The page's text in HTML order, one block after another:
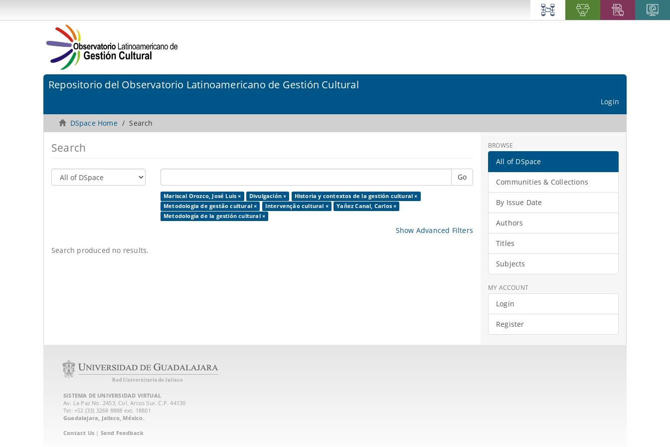
Repositorio del Observatorio Latinoamericano de Gestión Cultural
Login
DSpace Home Search
Search
Go
Mariscal Orozco, José Luis × Divulgación ×
Historia y contextos de la gestión cultural ×
Metodologia de gestão cultural ×
Intervenção cultural ×
Yañez Canal, Carlos ×
Metodología de la gestión cultural ×
Show Advanced Filters
Search produced no results.
BROWSE
All of DSpace
Communities & Collections
By Issue Date
Authors
Titles
Subjects
MY ACCOUNT
Login
Register
SISTEMA DE UNIVERSIDAD VIRTUAL
Av. La Paz No. 2453, Col. Arcos Sur. C.P. 44130
Tel: +52 (33) 3268 8888‏ ext. 18801
Guadalajara, Jalisco, México.
Contact Us | Send Feedback